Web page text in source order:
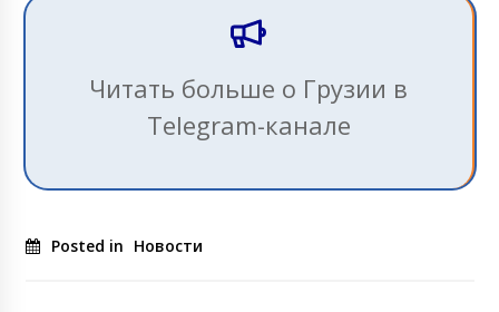
Читать больше о Грузии в
Telegram-канале
Posted in Новости